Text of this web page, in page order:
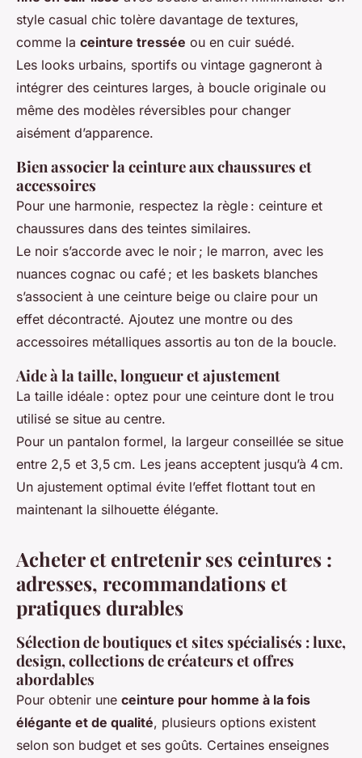
style casual chic tolère davantage de textures,
comme la ceinture tressée ou en cuir suédé.
Les looks urbains, sportifs ou vintage gagneront à
intégrer des ceintures larges, à boucle originale ou
même des modèles réversibles pour changer
aisément d’apparence.
Bien associer la ceinture aux chaussures et
accessoires
Pour une harmonie, respectez la règle : ceinture et
chaussures dans des teintes similaires.
Le noir s’accorde avec le noir ; le marron, avec les
nuances cognac ou café ; et les baskets blanches
s’associent à une ceinture beige ou claire pour un
effet décontracté. Ajoutez une montre ou des
accessoires métalliques assortis au ton de la boucle.
Aide à la taille, longueur et ajustement
La taille idéale : optez pour une ceinture dont le trou
utilisé se situe au centre.
Pour un pantalon formel, la largeur conseillée se situe
entre 2,5 et 3,5 cm. Les jeans acceptent jusqu’à 4 cm.
Un ajustement optimal évite l’effet flottant tout en
maintenant la silhouette élégante.
Acheter et entretenir ses ceintures :
adresses, recommandations et
pratiques durables
Sélection de boutiques et sites spécialisés : luxe,
design, collections de créateurs et offres
abordables
Pour obtenir une ceinture pour homme à la fois
élégante et de qualité, plusieurs options existent
selon son budget et ses goûts. Certaines enseignes